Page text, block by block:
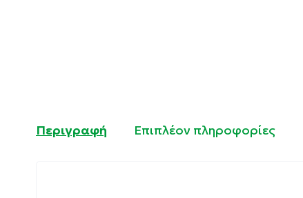
Περιγραφή Επιπλέον πληροφορίες